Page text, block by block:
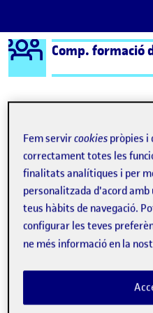
Saltar al contingut
Logo Ágora
Semestre 20221 - Aula 1 PAC
PAC 2.2. La
lingüística i
Publicat perSense títol
Helena Menor Martinez
Fem servircookies pròpies i
correctament totes les
finalitats analítiques i per
personalitzada d'acord
teus hàbits de navegació.
configurar les teves
ne més informació en la